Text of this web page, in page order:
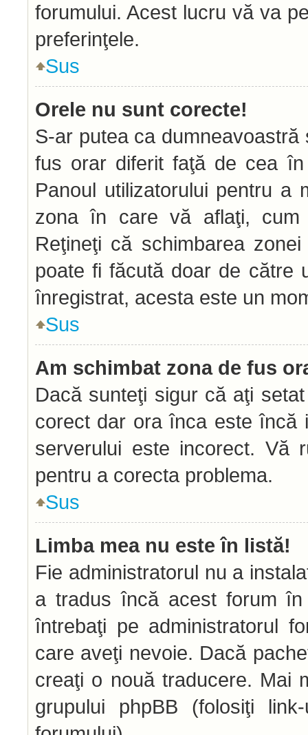
forumului. Acest lucru vă va
preferinţele.
Sus
Orele nu sunt corecte!
S-ar putea ca
fus orar diferit faţă de cea
Panoul utilizatorului pentru a
zona în care vă aflaţi,
Reţineţi că schimbarea
poate fi făcută doar de către
înregistrat, acesta este un
Sus
Am schimbat zona de fus
Dacă sunteţi sigur că aţi
corect dar ora înca este încă
serverului este incorect. Vă
pentru a corecta problema.
Sus
Limba mea nu este în listă!
Fie administratorul nu a
a tradus încă acest forum în
întrebaţi pe administratorul
care aveţi nevoie. Dacă
creaţi o nouă traducere. Mai
grupului phpBB (folosiţi